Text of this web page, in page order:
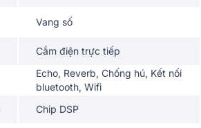
Vang số
Cắm điện trực tiếp
Echo, Reverb, Chống hú, Kết nối
bluetooth, Wifi
Chip DSP